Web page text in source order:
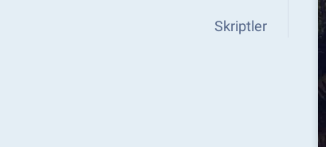
Skriptler